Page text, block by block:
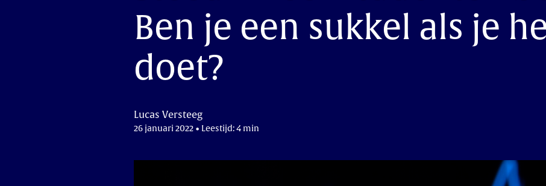
Ben je een sukkel als je
doet?
Lucas Versteeg
26 januari 2022 • Leestijd: 4 min